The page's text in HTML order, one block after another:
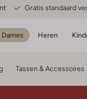
Gratis standaard
Dames Heren
Tassen & Accessoires